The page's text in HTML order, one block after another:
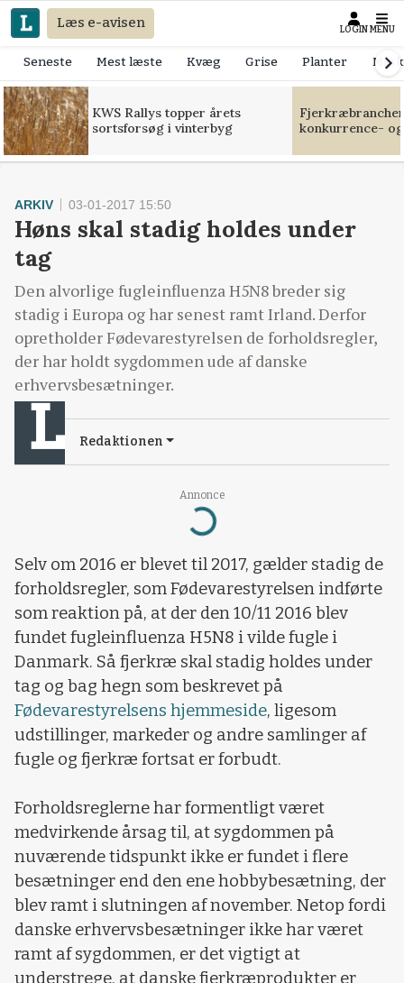
Læs e-avisen LOGIN MENU
Seneste Mest læste Kvæg Grise Planter
KWS Rallys topper årets
sortsforsøg i vinterbyg
konkurrence-
Annonce
Loading...
ARKIV 03-01-2017 15:50
Høns skal stadig holdes under
tag
Den alvorlige fugleinfluenza H5N8 breder sig
stadig i Europa og har senest ramt Irland. Derfor
opretholder Fødevarestyrelsen de forholdsregler,
der har holdt sygdommen ude af danske
erhvervsbesætninger.
Redaktionen
Selv om 2016 er blevet til 2017, gælder stadig de
forholdsregler, som Fødevarestyrelsen indførte
som reaktion på, at der den 10/11 2016 blev
fundet fugleinfluenza H5N8 i vilde fugle i
Danmark. Så fjerkræ skal stadig holdes under
tag og bag hegn som beskrevet på
Fødevarestyrelsens hjemmeside, ligesom
udstillinger, markeder og andre samlinger af
fugle og fjerkræ fortsat er forbudt.​
Forholdsreglerne har formentligt været
medvirkende årsag til, at sygdommen på
nuværende tidspunkt ikke er fundet i flere
besætninger end den ene hobbybesætning, der
blev ramt i slutningen af november. Netop fordi
danske erhvervsbesætninger ikke har været
ramt af sygdommen, er det vigtigt at
understrege, at danske fjerkræprodukter er